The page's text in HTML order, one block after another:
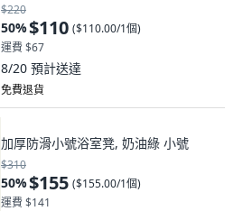
$220
50%$110 ($110.00/1個)
運費 $67
8/20 預計送達
免費退貨
加厚防滑小號浴室凳, 奶油綠 小號
$310
50%$155 ($155.00/1個)
運費 $141